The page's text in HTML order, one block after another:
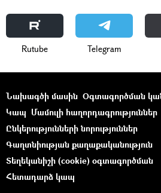
Rutube Telegram
Նախագծի մասին Օգտագործման
Կապ Մամուլի հաղորդագրություններ
Ընկերությունների նորություններ
Գաղտնիության քաղաքականություն
Տեղեկանիշի (cookie) օգտագործման
Հետադարձ կապ